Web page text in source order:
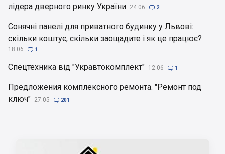
лідера дверного ринку України 24.06  2
Сонячні панелі для приватного будинку у Львові:
скільки коштує, скільки заощадите і як це працює?
18.06  1
Спецтехника від "Укравтокомплект" 12.06  1
Предложения комплексного ремонта. "Ремонт под
ключ" 27.05  201